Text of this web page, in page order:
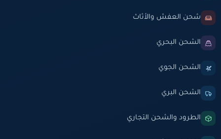
شحن العفش والأثاث
الشحن البحري
الشحن الجوي
الشحن البري
الطرود والشحن التجاري